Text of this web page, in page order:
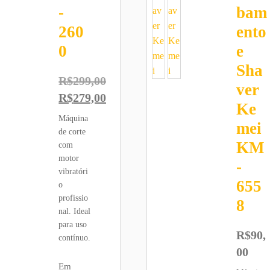
-
260
0
R$299,00
O preço original era: R$299,00.
R$279,00
O preço atual é: R$279,00.
Máquina
de corte
com
motor
vibratóri
o
profissio
nal. Ideal
para uso
contínuo.
Em
bam
ento
e
Sha
ver
Ke
mei
KM
-
655
8
R$90,
00